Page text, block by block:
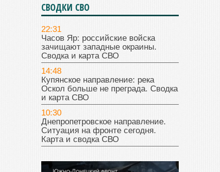
СВОДКИ СВО
22:31
Часов Яр: российские войска
зачищают западные окраины.
Сводка и карта СВО
14:48
Купянское направление: река
Оскол больше не преграда. Сводка
и карта СВО
10:30
Днепропетровское направление.
Ситуация на фронте сегодня.
Карта и сводка СВО